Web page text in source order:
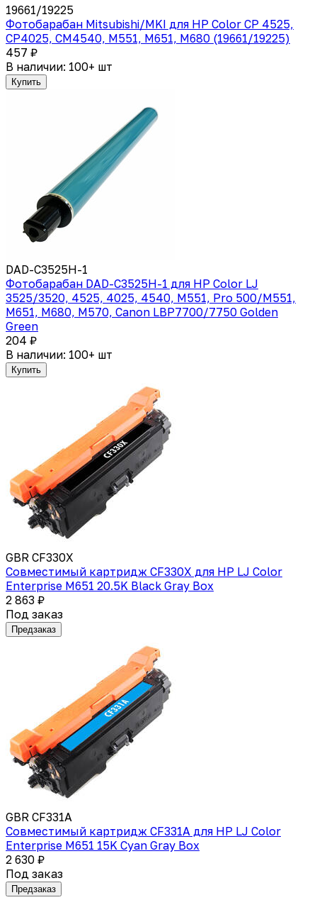
19661/19225
Фотобарабан Mitsubishi/MKI для HP Color CP 4525,
CP4025, CM4540, M551, M651, M680 (19661/19225)
457 ₽
В наличии: 100+ шт
Купить
DAD-C3525H-1
Фотобарабан DAD-C3525H-1 для HP Color LJ
3525/3520, 4525, 4025, 4540, M551, Pro 500/M551,
M651, M680, M570, Canon LBP7700/7750 Golden
Green
204 ₽
В наличии: 100+ шт
Купить
GBR CF330X
Совместимый картридж CF330X для HP LJ Color
Enterprise M651 20.5K Black Gray Box
2 863 ₽
Под заказ
Предзаказ
GBR CF331A
Совместимый картридж CF331A для HP LJ Color
Enterprise M651 15K Cyan Gray Box
2 630 ₽
Под заказ
Предзаказ